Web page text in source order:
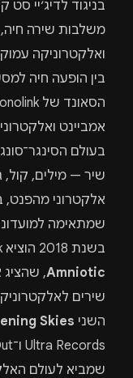
משלבות שירה חיה,
ואלקטרוניקה
בין הופעה חיה
אמביינט
בעולם
שיר — מילים, קול,
אלקטרוני מהפנט,
שמתאימה
בשנת 2018 הוציא Monolink את אלבום הבכורה שלו
Amniotic, שהציג
השני Skies
שמביא לעולם